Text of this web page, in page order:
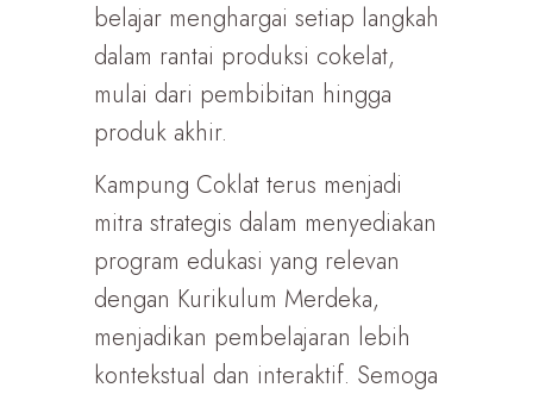
belajar menghargai setiap langkah
dalam rantai produksi cokelat,
mulai dari pembibitan hingga
produk akhir.
Kampung Coklat terus menjadi
mitra strategis dalam menyediakan
program edukasi yang relevan
dengan Kurikulum Merdeka,
menjadikan pembelajaran lebih
kontekstual dan interaktif. Semoga